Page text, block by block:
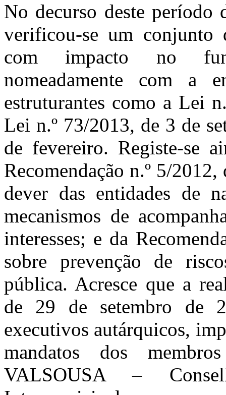
No decurso deste período
verificou-se um conjunto
com impacto no
nomeadamente com a
estruturantes como a Lei
Lei n.º 73/2013, de 3 de
de fevereiro. Registe-se
Recomendação n.º 5/
dever das entidades de
mecanismos de
interesses; e da
sobre prevenção de
pública. Acresce que a
de 29 de setembro de
executivos autárquicos,
mandatos dos
VALSOUSA –